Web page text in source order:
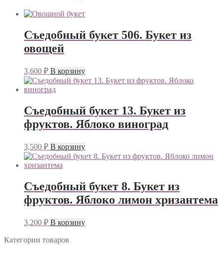
Съедобный букет 506. Букет из
овощей
3,600 ₽ В корзину
Съедобный букет 13. Букет из
фруктов. Яблоко виноград
3,500 ₽ В корзину
Съедобный букет 8. Букет из
фруктов. Яблоко лимон хризантема
3,200 ₽ В корзину
Категории товаров